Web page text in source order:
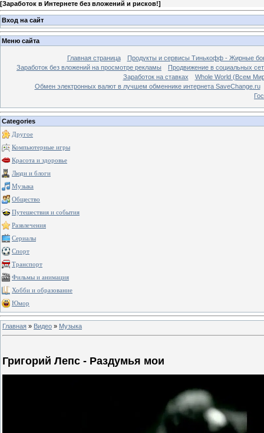
[Заработок в Интернете без вложений и рисков!]
Вход на сайт
Меню сайта
Главная страница
Продукты и сервисы Тинькофф - Жирные
Заработок без вложений на просмотре рекламы
Продвижение в социальных
Заработок на ставках
Whole World (Всем
Обмен электронных валют в лучшем обменнике интернета SaveChange.ru
Categories
Другое
Компьютерные игры
Красота и здоровье
Люди и блоги
Музыка
Общество
Путешествия и события
Развлечения
Сериалы
Спорт
Транспорт
Фильмы и анимация
Хобби и образование
Юмор
Главная » Видео » Музыка
Григорий Лепс - Раздумья мои